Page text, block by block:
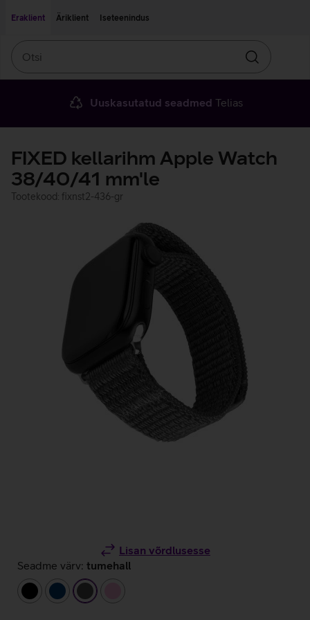
Eraklient
Äriklient Iseteenindus
Otsin
Uuskasutatud seadmed Telias
FIXED kellarihm Apple Watch
38/40/41 mm'le
Tootekood: fixnst2-436-gr
Lisan võrdlusesse
Seadme värv: tumehall
must
tumesininetumehall